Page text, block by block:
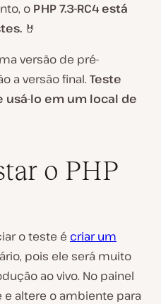
o PHP 7.3-RC4 está
🤘
versão de pré-
a versão final. Teste
lo em um local de
o PHP
o teste é criar um
pois ele será muito
ao vivo. No painel
e altere o ambiente para